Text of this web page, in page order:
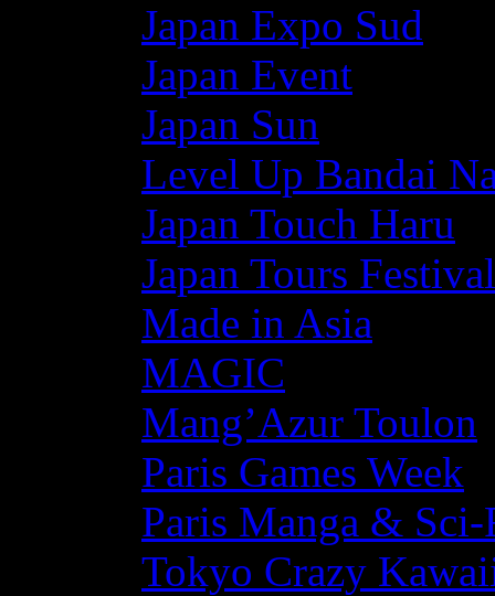
Japan Expo Sud
Japan Event
Japan Sun
Level Up Bandai
Japan Touch Haru
Japan Tours Festival
Made in Asia
MAGIC
Mang’Azur Toulon
Paris Games Week
Paris Manga &
Tokyo Crazy